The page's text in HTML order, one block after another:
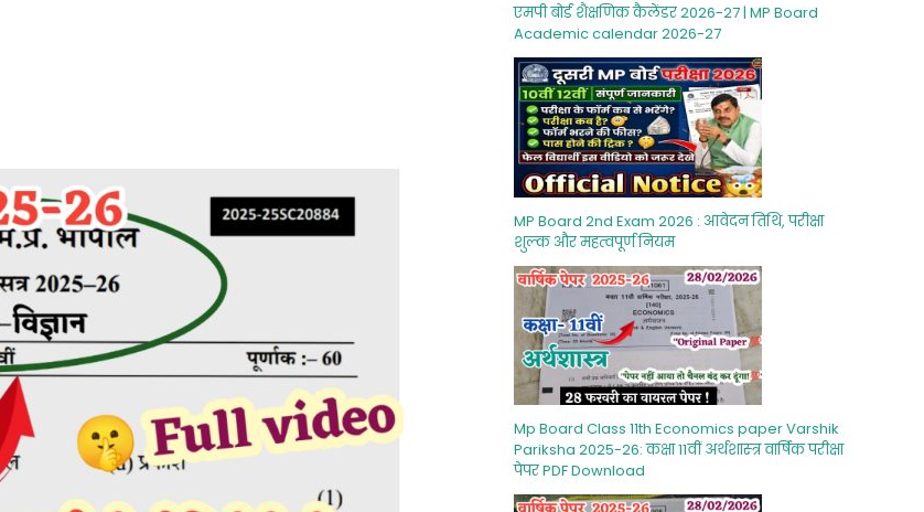
एमपी बोर्ड शैक्षणिक कैलेंडर 2026-27 | MP Board
Academic calendar 2026-27
MP Board 2nd Exam 2026 : आवेदन तिथि, परीक्षा
शुल्‍क और महत्‍वपूर्ण नियम
Mp Board Class 11th Economics paper Varshik
Pariksha 2025-26: कक्षा 11वीं अर्थशास्‍त्र वार्षिक परीक्षा
पेपर PDF Download